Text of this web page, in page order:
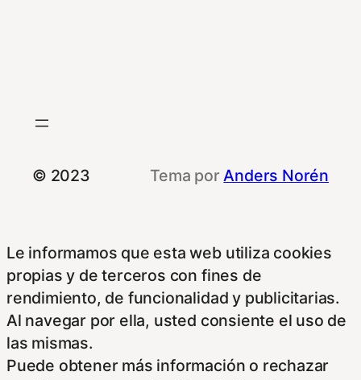
© 2023 Tema porAnders Norén
Le informamos que esta web utiliza cookies
propias y de terceros con fines de
rendimiento, de funcionalidad y publicitarias.
Al navegar por ella, usted consiente el uso de
las mismas.
Puede obtener más información o rechazar